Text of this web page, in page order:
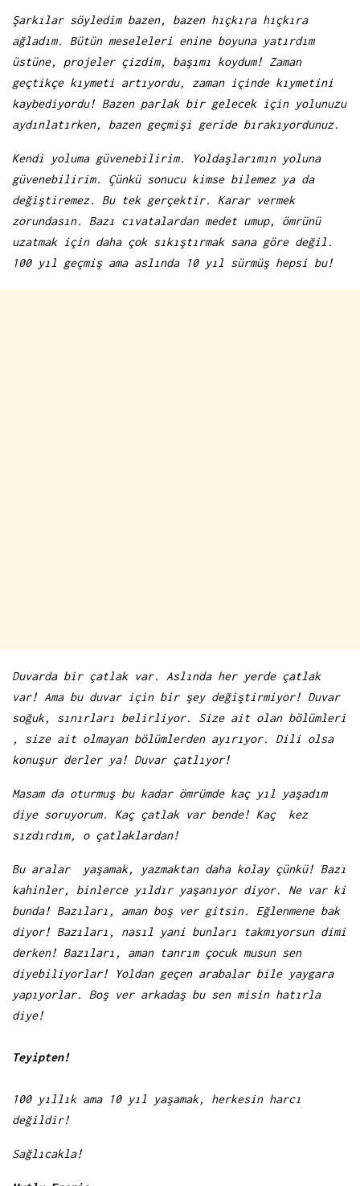
Şarkılar söyledim bazen, bazen hıçkıra hıçkıra
ağladım. Bütün meseleleri enine boyuna yatırdım
üstüne, projeler çizdim, başımı koydum! Zaman
geçtikçe kıymeti artıyordu, zaman içinde kıymetini
kaybediyordu! Bazen parlak bir gelecek için yolunuzu
aydınlatırken, bazen geçmişi geride bırakıyordunuz.
Kendi yoluma güvenebilirim. Yoldaşlarımın yoluna
güvenebilirim. Çünkü sonucu kimse bilemez ya da
değiştiremez. Bu tek gerçektir. Karar vermek
zorundasın. Bazı cıvatalardan medet umup, ömrünü
uzatmak için daha çok sıkıştırmak sana göre değil.
100 yıl geçmiş ama aslında 10 yıl sürmüş hepsi bu!
Duvarda bir çatlak var. Aslında her yerde çatlak
var! Ama bu duvar için bir şey değiştirmiyor! Duvar
soğuk, sınırları belirliyor. Size ait olan bölümleri
, size ait olmayan bölümlerden ayırıyor. Dili olsa
konuşur derler ya! Duvar çatlıyor!
Masam da oturmuş bu kadar ömrümde kaç yıl yaşadım
diye soruyorum. Kaç çatlak var bende! Kaç kez
sızdırdım, o çatlaklardan!
Bu aralar yaşamak, yazmaktan daha kolay çünkü! Bazı
kahinler, binlerce yıldır yaşanıyor diyor. Ne var ki
bunda! Bazıları, aman boş ver gitsin. Eğlenmene bak
diyor! Bazıları, nasıl yani bunları takmıyorsun dimi
derken! Bazıları, aman tanrım çocuk musun sen
diyebiliyorlar! Yoldan geçen arabalar bile yaygara
yapıyorlar. Boş ver arkadaş bu sen misin hatırla
diye!
Teyipten!
100 yıllık ama 10 yıl yaşamak, herkesin harcı
değildir!
Sağlıcakla!